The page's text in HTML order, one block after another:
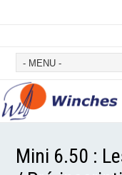
Mini 6.50 :